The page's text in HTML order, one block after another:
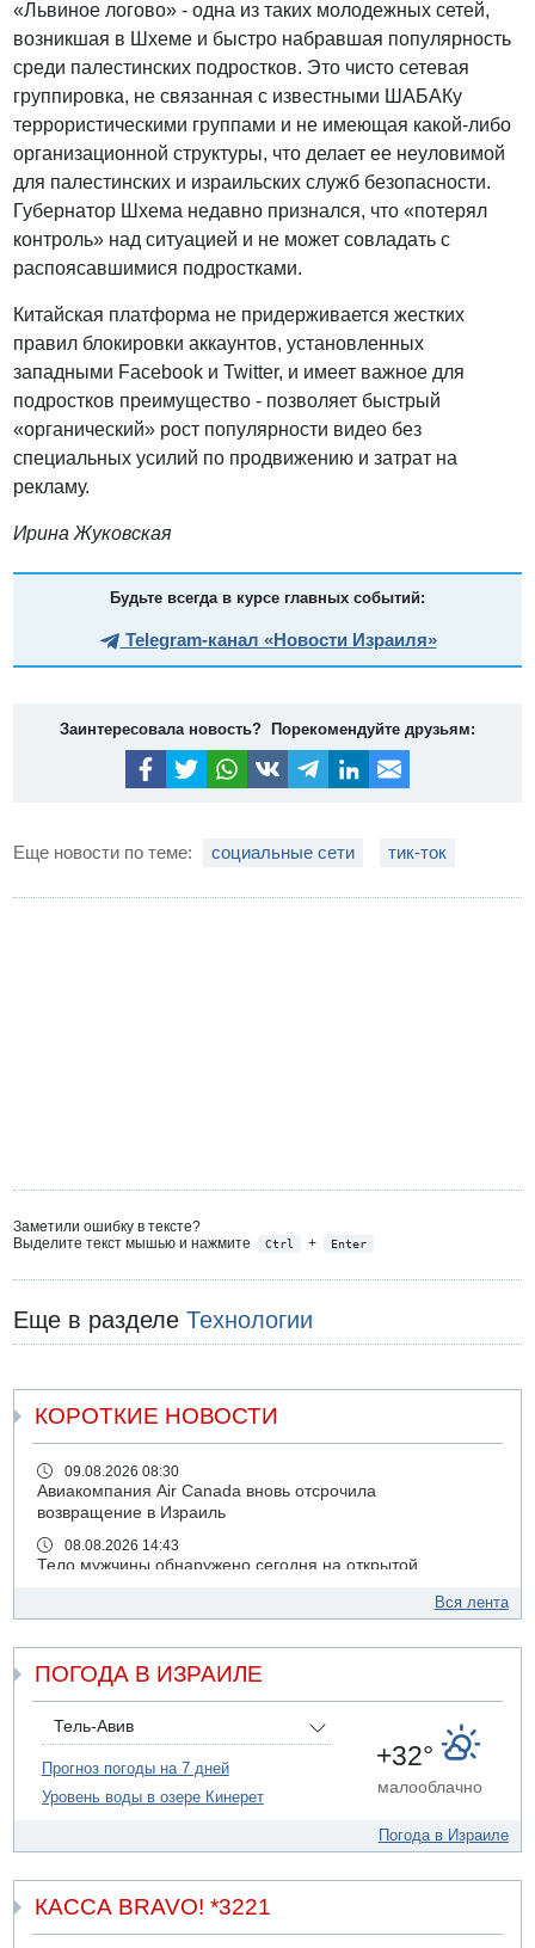
«Львиное логово» - одна из таких молодежных сетей,
возникшая в Шхеме и быстро набравшая популярность
среди палестинских подростков. Это чисто сетевая
группировка, не связанная с известными ШАБАКу
террористическими группами и не имеющая какой-либо
организационной структуры, что делает ее неуловимой
для палестинских и израильских служб безопасности.
Губернатор Шхема недавно признался, что «потерял
контроль» над ситуацией и не может совладать с
распоясавшимися подростками.
Китайская платформа не придерживается жестких
правил блокировки аккаунтов, установленных
западными Facebook и Twitter, и имеет важное для
подростков преимущество - позволяет быстрый
«органический» рост популярности видео без
специальных усилий по продвижению и затрат на
рекламу.
Ирина Жуковская
Будьте всегда в курсе главных событий:
Telegram-канал «Новости Израиля»
Заинтересовала новость? Порекомендуйте друзьям:
Еще новости по теме: социальные сети тик-ток
Заметили ошибку в тексте?
Выделите текст мышью и нажмите
Ctrl + Enter
Еще в разделеТехнологии
КОРОТКИЕ НОВОСТИ
09.08.2026 08:30
Авиакомпания Air Canada вновь отсрочила
возвращение в Израиль
08.08.2026 14:43
Тело мужчины обнаружено сегодня на открытой
08.08.2026 11:02
07.08.2026 20:41
Ynet: "Хизбалла" запустила БПЛА со взрывчаткой по
силам ЦАХАЛ
ДТП в Ашдоде: тяжело ранены двое маленьких детей
Иерусалиме
Вся лента
ПОГОДА В ИЗРАИЛЕ
Тель-Авив
Прогноз погоды на 7 дней
Уровень воды в озере Кинерет
+32°
малооблачно
Погода в Израиле
КАССА BRAVO! *3221